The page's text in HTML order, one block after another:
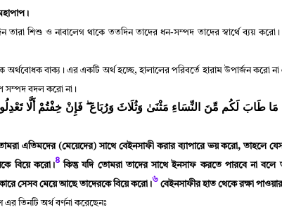
।
তারা শিশু ও নাবালেগ থাকে ততদিন তাদের ধন-সম্পদ তাদের স্বার্থে ব্যয় করো।
অর্থবোধক বাক্য ।এর একটি অর্থ হচ্ছে,হালালের পরিবর্তে হারাম উপার্জন করো না
সম্পদ বদল করো না ।
طَابَ لَكُم مِّنَ النِّسَاءِ مَثْنَىٰ وَثُلَاثَ وَرُبَاعَ ۖ فَإِنْ خِفْتُمْ أَلَّا
এতিমদের (মেয়েদের) সাথে বেইনসাফী করার ব্যাপারে ভয় করো,তাহলে
বিয়ে করো।৪ কিন্তু যদি তোমরা তাদের সাথে ইনসাফ করতে পারবে না
সেসব মেয়ে আছে তাদেরকে বিয়ে করো ।৬ বেইনসাফীর হাত থেকে রক্ষা
তিনটি অর্থ বর্ণনা করেছেনঃ